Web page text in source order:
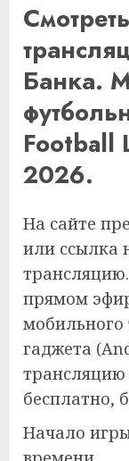
Банка.
Football
2026.
На сайте
или ссылка
прямом
мобильного
гаджета
бесплатно,
Начало